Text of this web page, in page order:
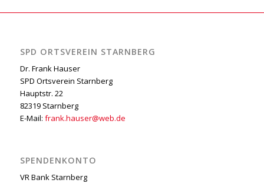
SPD ORTSVEREIN STARNBERG
Dr. Frank Hauser
SPD Ortsverein Starnberg
Hauptstr. 22
82319 Starnberg
E-Mail: frank.hauser@web.de
SPENDENKONTO
VR Bank Starnberg